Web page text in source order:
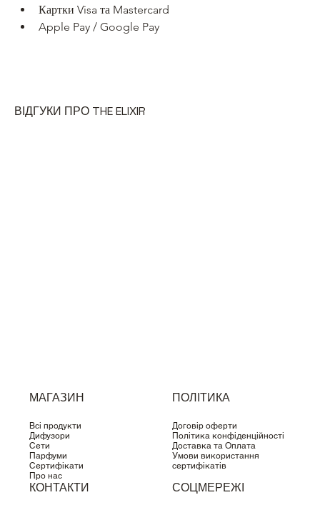
Картки Visa та Mastercard
Apple Pay / Google Pay
ВІДГУКИ ПРО THE ELIXIR
МАГАЗИН
Всі продукти
Дифузори
Сети
Парфуми
Сертифікати
Про нас
ПОЛІТИКА
Договір оферти
Політика конфіденційності
Доставка та Оплата
Умови використання
сертифікатів
КОНТАКТИ СОЦМЕРЕЖІ